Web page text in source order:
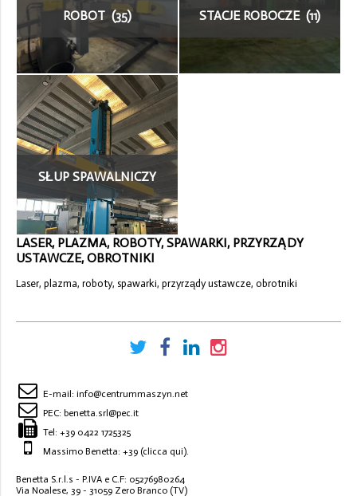
ROBOT (35) STACJE ROBOCZE (11)
SŁUP SPAWALNICZY
WYSIĘGNIK SPAWALNICZY
(15)
LASER, PLAZMA, ROBOTY, SPAWARKI, PRZYRZĄDY
USTAWCZE, OBROTNIKI
Laser, plazma, roboty, spawarki, przyrządy ustawcze, obrotniki
E-mail: info@centrummaszyn.net
PEC: benetta.srl@pec.it
Tel: +39 0422 1725325
Massimo Benetta: +39 (clicca qui).
Benetta S.r.l.s - P.IVA e C.F: 05276980264
Via Noalese, 39 - 31059 Zero Branco (TV)